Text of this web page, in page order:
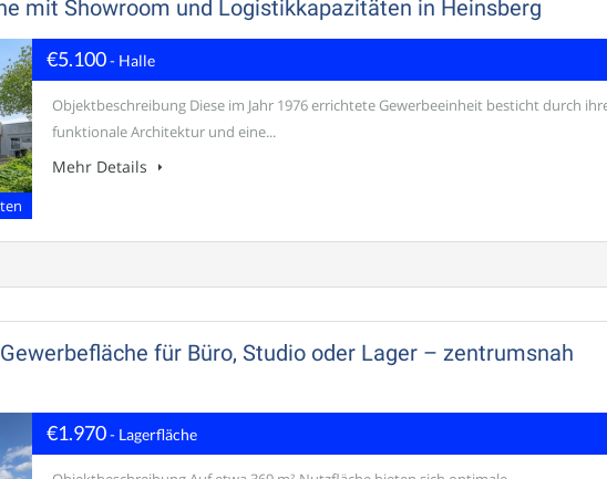
mit Showroom und Logistikkapazitäten in Heinsberg
€5.100- Halle
Objektbeschreibung Diese im Jahr 1976 errichtete Gewerbeeinheit besticht durch
funktionale Architektur und eine...
Mehr Details
für Büro, Studio oder Lager – zentrumsnah
€1.970- Lagerfläche